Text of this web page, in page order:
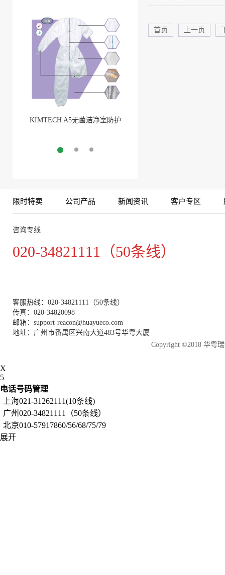
KIMTECH A5无菌洁净室防护
首页 上一页
限时特卖 公司产品 新闻资讯 客户专区
咨询专线
020-34821111（50条线）
客服热线：020-34821111（50条线）
传真：020-34820098
邮箱：support-reacon@huayueco.com
地址：广州市番禺区兴南大道483号华粤大厦
Copyright ©2018 华粤
X
5
电话号码管理
上海021-31262111(10条线)
广州020-34821111（50条线）
北京010-57917860/56/68/75/79
展开